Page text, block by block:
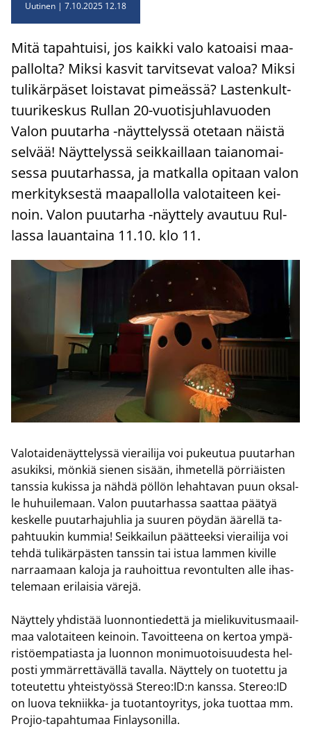
Uutinen 7.10.2025 12.18
Mitä ta­pah­tui­si, jos kaik­ki valo ka­toai­si maa­
pal­lol­ta? Miksi kas­vit tar­vit­se­vat valoa? Miksi
tu­li­kär­pä­set lois­ta­vat pi­meäs­sä? Las­ten­kult­
tuu­ri­kes­kus Rul­lan 20-​vuotisjuhlavuoden
Valon puu­tar­ha -​näyttelyssä ote­taan näis­tä
sel­vää! Näyt­te­lys­sä seik­kail­laan tai­an­omai­
ses­sa puu­tar­has­sa, ja mat­kal­la opi­taan valon
mer­ki­tyk­ses­tä maa­pal­lol­la va­lo­tai­teen kei­
noin. Valon puu­tar­ha -​näyttely avau­tuu Rul­
las­sa lau­an­tai­na 11.10. klo 11.
Va­lo­tai­de­näyt­te­lys­sä vie­rai­li­ja voi pu­keu­tua puu­tar­han
asu­kik­si, mön­kiä sie­nen si­sään, ih­me­tel­lä pör­riäis­ten
tans­sia ku­kis­sa ja nähdä pöl­lön le­hah­ta­van puun ok­sal­
le hu­hui­le­maan. Valon puu­tar­has­sa saat­taa pää­tyä
kes­kel­le puu­tar­ha­juh­lia ja suu­ren pöy­dän ää­rel­lä ta­
pah­tuu­kin kum­mia! Seik­kai­lun päät­teek­si vie­rai­li­ja voi
tehdä tu­li­kär­päs­ten tans­sin tai istua lam­men ki­vil­le
nar­raa­maan ka­lo­ja ja rau­hoit­tua re­von­tul­ten alle ihas­
te­le­maan eri­lai­sia vä­re­jä.
Näyt­te­ly yh­dis­tää luon­non­tie­det­tä ja mie­li­ku­vi­tus­maa­il­
maa va­lo­tai­teen kei­noin. Ta­voit­tee­na on ker­toa ym­pä­
ris­tö­em­pa­tias­ta ja luon­non mo­ni­muo­toi­suu­des­ta hel­
pos­ti ym­mär­ret­tä­väl­lä ta­val­la. Näyt­te­ly on tuo­tet­tu ja
to­teu­tet­tu yh­teis­työs­sä Ste­reo:ID:n kans­sa. Ste­reo:ID
on luova tekniikka-​ ja tuo­tan­to­y­ri­tys, joka tuot­taa mm.
Projio-​tapahtumaa Fin­lay­so­nil­la.